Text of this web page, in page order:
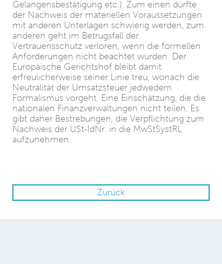
Gelangensbestätigung etc.). Zum einen dürfte
der Nachweis der materiellen Voraussetzungen
mit anderen Unterlagen schwierig werden, zum
anderen geht im Betrugsfall der
Vertrauensschutz verloren, wenn die formellen
Anforderungen nicht beachtet wurden. Der
Europäische Gerichtshof bleibt damit
erfreulicherweise seiner Linie treu, wonach die
Neutralität der Umsatzsteuer jedwedem
Formalismus vorgeht. Eine Einschätzung, die die
nationalen Finanzverwaltungen nicht teilen. Es
gibt daher Bestrebungen, die Verpflichtung zum
Nachweis der USt-IdNr. in die MwStSystRL
aufzunehmen.
Zurück